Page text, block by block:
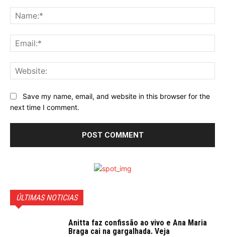
Save my name, email, and website in this browser for the
next time I comment.
ÚLTIMAS NOTICIAS
Anitta faz confissão ao vivo e Ana Maria
Braga cai na gargalhada. Veja